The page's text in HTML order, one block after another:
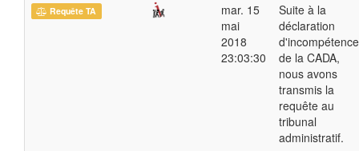
Requête TA
mar. 15
mai
2018
23:03:30
Suite à la
déclaration
d'incompétence
de la CADA,
nous avons
transmis la
requête au
tribunal
administratif.